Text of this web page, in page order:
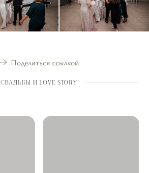
Поделиться ссылкой
СВАДЬБЫ И LOVE STORY